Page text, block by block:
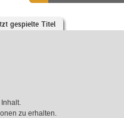
gespielte Titel
zu erhalten.